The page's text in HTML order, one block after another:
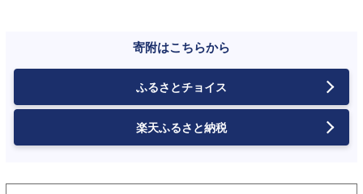
寄附はこちらから
ふるさとチョイス
楽天ふるさと納税